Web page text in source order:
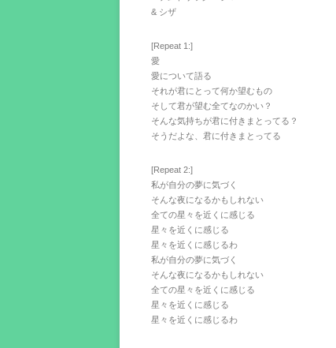
& シザ
[Repeat 1:]
愛
愛について語る
それが君にとって何か望むもの
そして君が望む全てなのかい？
そんな気持ちが君に付きまとってる？
そうだよな、君に付きまとってる
[Repeat 2:]
私が自分の夢に気づく
そんな夜になるかもしれない
全ての星々を近くに感じる
星々を近くに感じる
星々を近くに感じるわ
私が自分の夢に気づく
そんな夜になるかもしれない
全ての星々を近くに感じる
星々を近くに感じる
星々を近くに感じるわ